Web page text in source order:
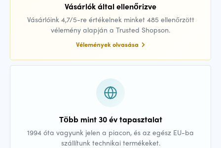
Vásárlók által ellenőrizve
Vásárlóink 4,7/5-re értékelnek minket 485 ellenőrzött
vélemény alapján a Trusted Shopson.
Vélemények olvasása
Több mint 30 év tapasztalat
1994 óta vagyunk jelen a piacon, és az egész EU-ba
szállítunk technikai termékeket.